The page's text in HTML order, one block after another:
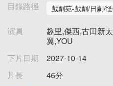
目錄路徑 戲劇苑-戲劇/日劇/
演員
趣里,傑西,古田新
翼,YOU
下片日期
2027-10-14
片長
46分